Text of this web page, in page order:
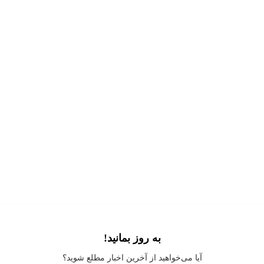
Application error: a client
-side exception has occurred while loading
به روز بمانید!
آیا می‌خواهید از آخرین اخبار مطلع شوید؟